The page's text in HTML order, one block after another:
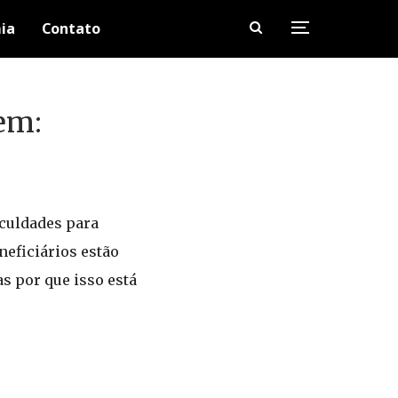
Contato
para
estão
por que isso está